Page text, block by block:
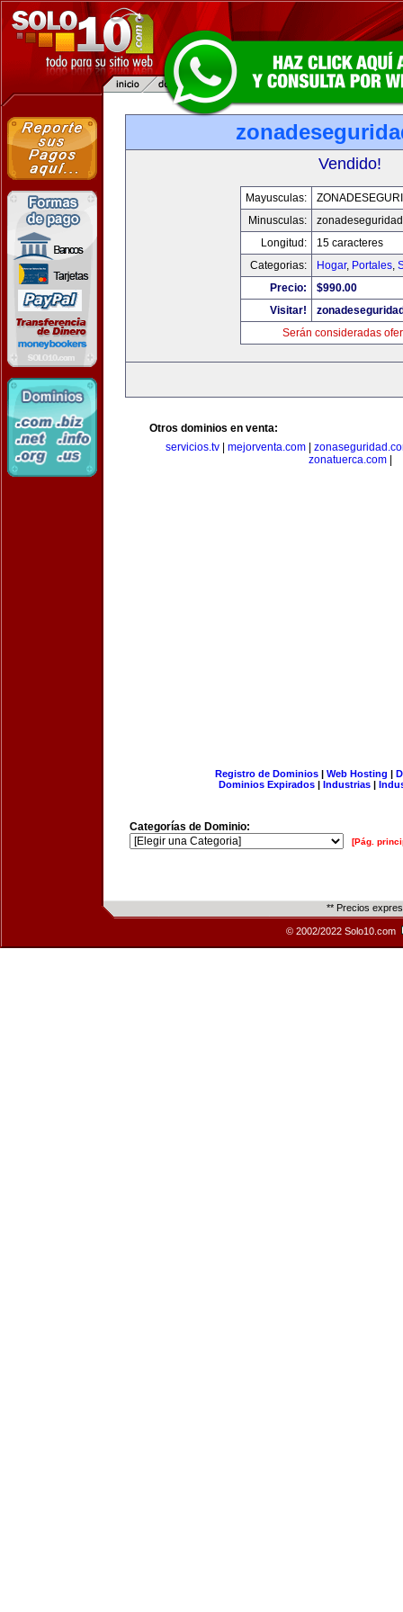
Vendido!
Mayusculas:
Minusculas:
Longitud:
15 caracteres
Categorias:
Hogar, Portales,
Precio:
$990.00
Visitar!
Serán consideradas
Otros dominios en venta:
servicios.tv| mejorventa.com|
zonatuerca.com|
Registro de Dominios| Web Hosting |
Dominios Expirados | Industrias |
Categorías de Dominio:
[Pág.
** Precios
© 2002/2022 Solo10.com